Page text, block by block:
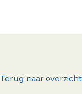
Terug naar overzicht